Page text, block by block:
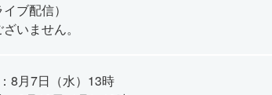
ブ配信）
いません。
8月7日（水）13時